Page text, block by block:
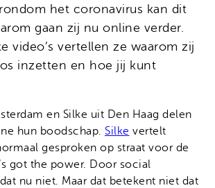
het coronavirus kan dit
gaan zij nu online verder.
video’s vertellen ze waarom zij
inzetten en hoe jij kunt
en Silke uit Den Haag delen
hun boodschap. Silke vertelt
gesproken op straat voor de
got the power. Door social
nu niet. Maar dat betekent niet dat